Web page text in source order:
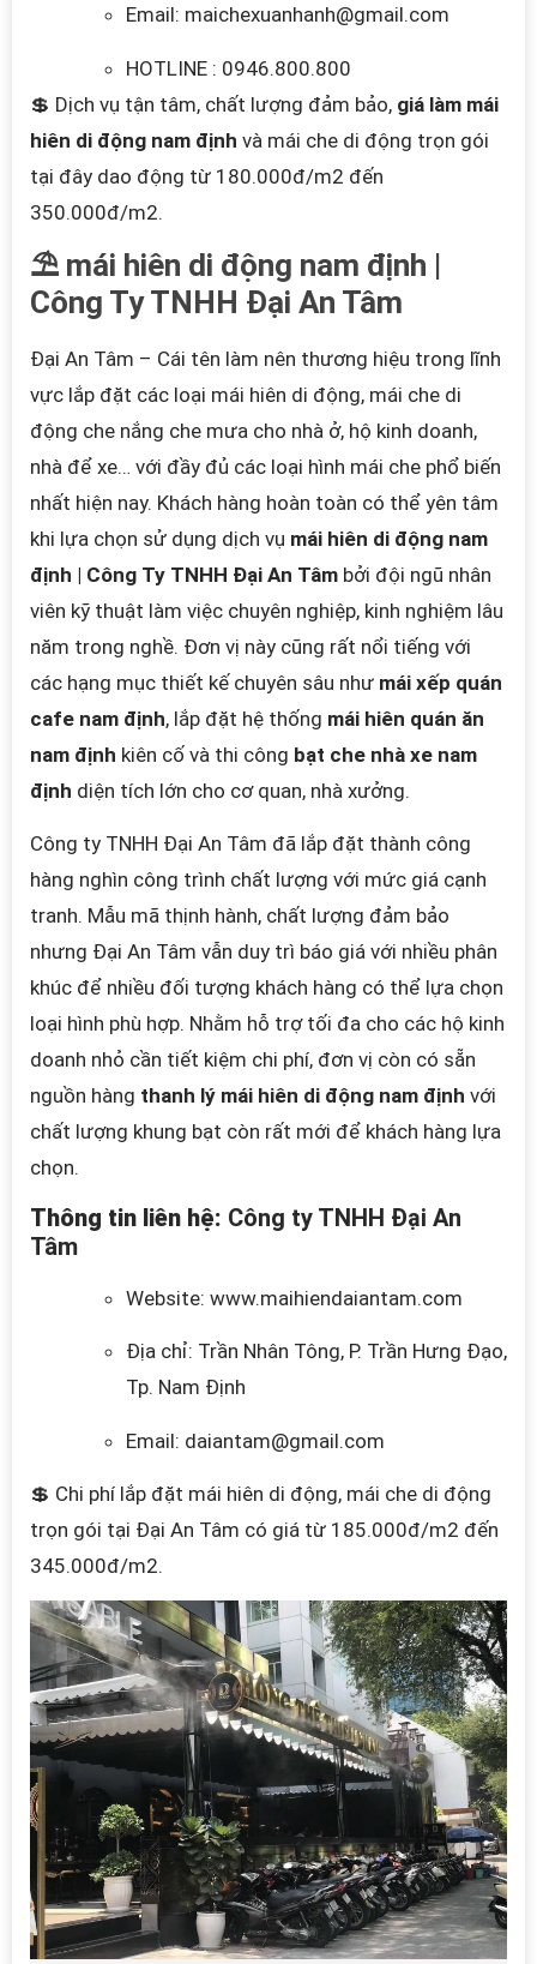
Email: maichexuanhanh@gmail.com
HOTLINE : 0946.800.800
💲 Dịch vụ tận tâm, chất lượng đảm bảo, giá làm mái
hiên di động nam định và mái che di động trọn gói
tại đây dao động từ 180.000đ/m2 đến
350.000đ/m2.
⛱️ mái hiên di động nam định |
Công Ty TNHH Đại An Tâm
Đại An Tâm – Cái tên làm nên thương hiệu trong lĩnh
vực lắp đặt các loại mái hiên di động, mái che di
động che nắng che mưa cho nhà ở, hộ kinh doanh,
nhà để xe… với đầy đủ các loại hình mái che phổ biến
nhất hiện nay. Khách hàng hoàn toàn có thể yên tâm
khi lựa chọn sử dụng dịch vụ mái hiên di động nam
định | Công Ty TNHH Đại An Tâm bởi đội ngũ nhân
viên kỹ thuật làm việc chuyên nghiệp, kinh nghiệm lâu
năm trong nghề. Đơn vị này cũng rất nổi tiếng với
các hạng mục thiết kế chuyên sâu như mái xếp quán
cafe nam định, lắp đặt hệ thống mái hiên quán ăn
nam định kiên cố và thi công bạt che nhà xe nam
định diện tích lớn cho cơ quan, nhà xưởng.
Công ty TNHH Đại An Tâm đã lắp đặt thành công
hàng nghìn công trình chất lượng với mức giá cạnh
tranh. Mẫu mã thịnh hành, chất lượng đảm bảo
nhưng Đại An Tâm vẫn duy trì báo giá với nhiều phân
khúc để nhiều đối tượng khách hàng có thể lựa chọn
loại hình phù hợp. Nhằm hỗ trợ tối đa cho các hộ kinh
doanh nhỏ cần tiết kiệm chi phí, đơn vị còn có sẵn
nguồn hàng thanh lý mái hiên di động nam định với
chất lượng khung bạt còn rất mới để khách hàng lựa
chọn.
Thông tin liên hệ: Công ty TNHH Đại An
Tâm
Website: www.maihiendaiantam.com
Địa chỉ: Trần Nhân Tông, P. Trần Hưng Đạo,
Tp. Nam Định
Email: daiantam@gmail.com
💲 Chi phí lắp đặt mái hiên di động, mái che di động
trọn gói tại Đại An Tâm có giá từ 185.000đ/m2 đến
345.000đ/m2.